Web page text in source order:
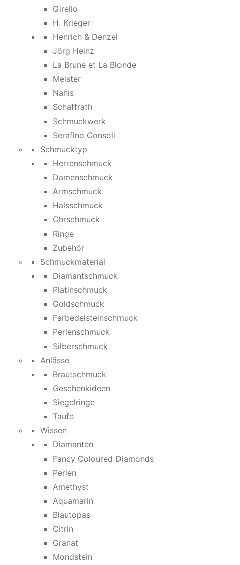
Girello
H. Krieger
Henrich & Denzel
Jörg Heinz
La Brune et La Blonde
Meister
Nanis
Schaffrath
Schmuckwerk
Serafino Consoli
Schmucktyp
Herrenschmuck
Damenschmuck
Armschmuck
Halsschmuck
Ohrschmuck
Ringe
Zubehör
Schmuckmaterial
Diamantschmuck
Platinschmuck
Goldschmuck
Farbedelsteinschmuck
Perlenschmuck
Silberschmuck
Anlässe
Brautschmuck
Geschenkideen
Siegelringe
Taufe
Wissen
Diamanten
Fancy Coloured Diamonds
Perlen
Amethyst
Aquamarin
Blautopas
Citrin
Granat
Mondstein